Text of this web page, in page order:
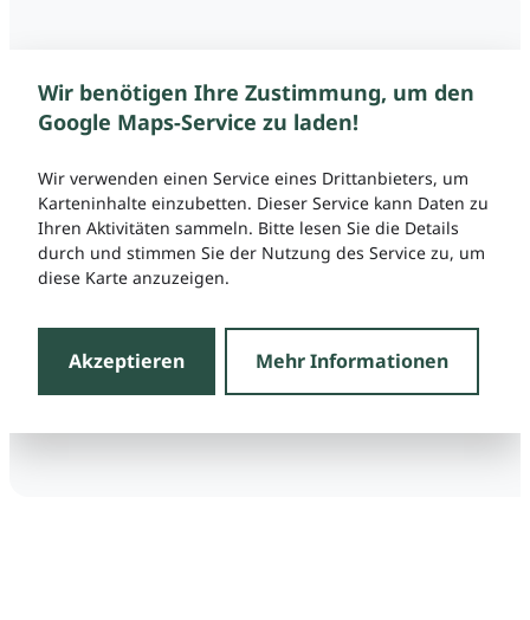
Wir benötigen Ihre Zustimmung, um den
Google Maps-Service zu laden!
Wir verwenden einen Service eines Drittanbieters, um
Karteninhalte einzubetten. Dieser Service kann Daten zu
Ihren Aktivitäten sammeln. Bitte lesen Sie die Details
durch und stimmen Sie der Nutzung des Service zu, um
diese Karte anzuzeigen.
Akzeptieren Mehr Informationen